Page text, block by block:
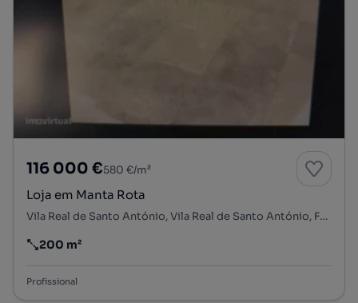
116 000 €580 €/m²
Loja em Manta Rota
Vila Real de Santo António, Vila Real de Santo António, Faro
Preço por metro quadrado
200 m²
Profissional